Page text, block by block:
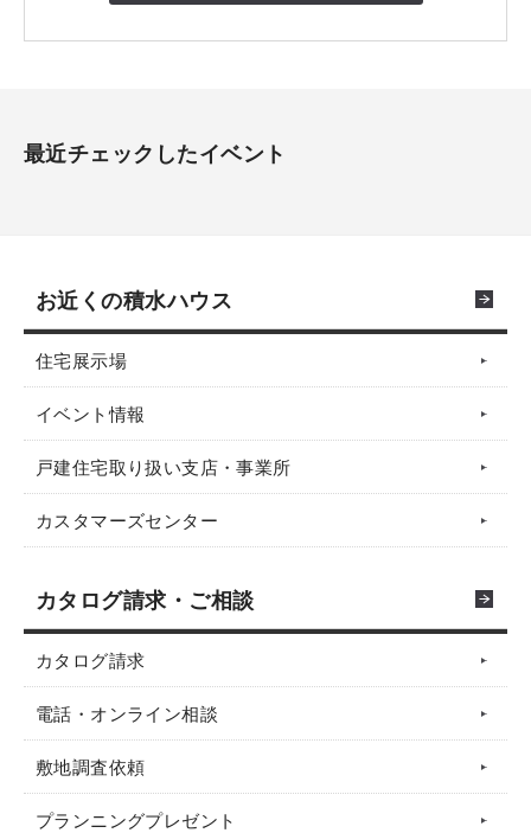
最近チェックしたイベント
お近くの積水ハウス
住宅展示場
イベント情報
戸建住宅取り扱い支店・事業所
カスタマーズセンター
カタログ請求・ご相談
カタログ請求
電話・オンライン相談
敷地調査依頼
プランニングプレゼント